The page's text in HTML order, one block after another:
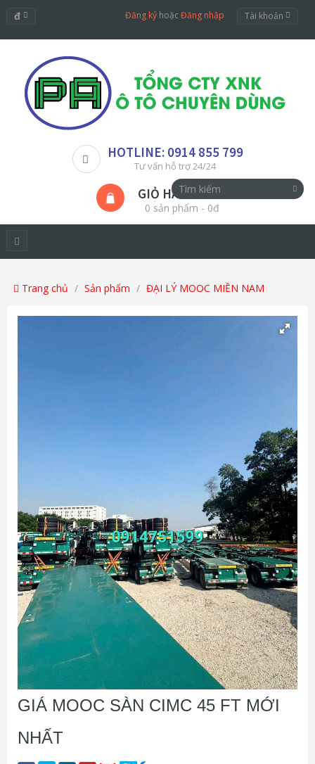
đ Đăng ký hoặcĐăng nhập Tài khoản
HOTLINE: 0914 855 799
Tư vấn hỗ trợ 24/24
GIỎ HÀNG
0 sản phẩm - 0đ
Trang chủ Sản phẩm ĐẠI LÝ MOOC MIỀN NAM
GIÁ MOOC SÀN CIMC 45 FT MỚI
NHẤT